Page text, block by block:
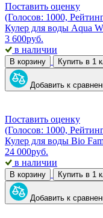
Поставить оценку
(Голосов: 1000,
Кулер для воды Aqua
3 600руб.
в наличии
В корзину Купить в 1
Добавить к
Поставить оценку
(Голосов: 1000,
Кулер для воды Bio
24 000руб.
в наличии
В корзину Купить в 1
Добавить к